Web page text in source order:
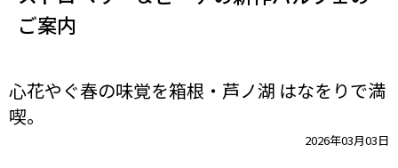
ご案内
心花やぐ春の味覚を箱根・芦ノ湖 はなをりで満
喫。
2026年03月03日